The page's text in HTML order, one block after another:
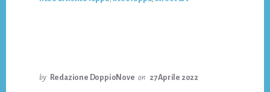
by Redazione DoppioNove on 27 Aprile 2022